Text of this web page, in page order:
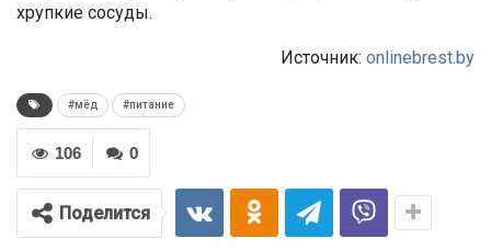
хрупкие сосуды.
Источник: onlinebrest.by
#мёд #питание
0
106
Поделится